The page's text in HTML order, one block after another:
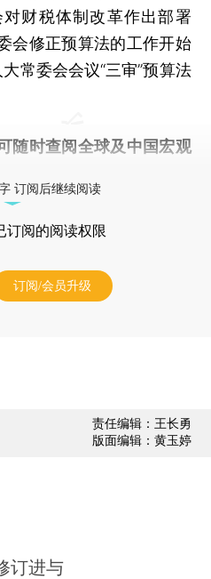
财税体制改革作出部署
会修正预算法的工作开始
常委会会议“三审”预算法
随时查阅全球及中国宏观
订阅后继续阅读
订阅的阅读权限
订阅/会员升级
责任编辑：王长勇
版面编辑：黄玉婷
订进与